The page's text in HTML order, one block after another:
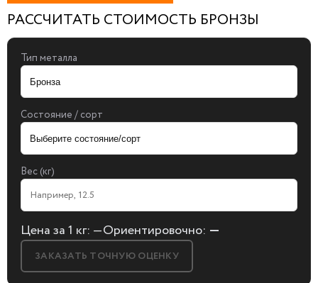
РАССЧИТАТЬ СТОИМОСТЬ БРОНЗЫ
Тип металла
Состояние / сорт
Вес (кг)
Цена за 1 кг: —Ориентировочно: —
ЗАКАЗАТЬ ТОЧНУЮ ОЦЕНКУ